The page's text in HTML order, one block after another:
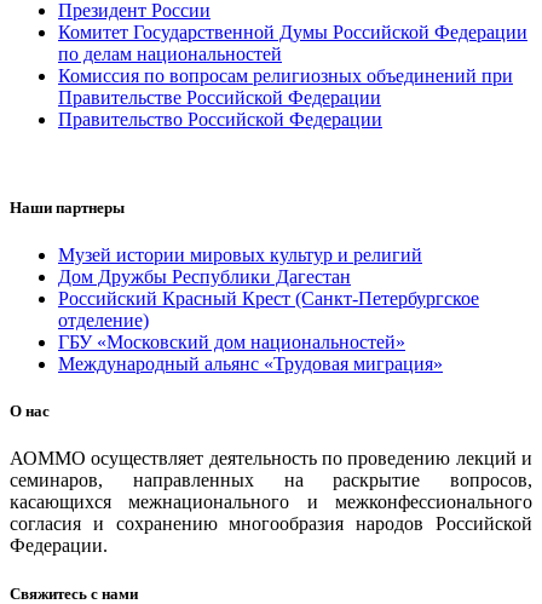
Президент России
Комитет Государственной Думы Российской Федерации
по делам национальностей
Комиссия по вопросам религиозных объединений при
Правительстве Российской Федерации
Правительство Российской Федерации
Наши партнеры
Музей истории мировых культур и религий
Дом Дружбы Республики Дагестан
Российский Красный Крест (Санкт-Петербургское
отделение)
ГБУ «Московский дом национальностей»
Международный альянс «Трудовая миграция»
О нас
АОММО осуществляет деятельность по проведению лекций и
семинаров, направленных на раскрытие вопросов,
касающихся межнационального и межконфессионального
согласия и сохранению многообразия народов Российской
Федерации.
Свяжитесь с нами